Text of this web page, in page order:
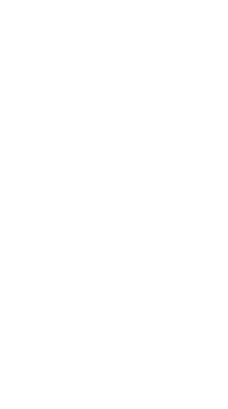
Așadar, despre o
retragerea trupelor de
în cazul în care
nevoie de o
până la sfârșitul
atunci, cred că în
În plus, Ucraina și-a
și este cu ochii pe
această discuție după
- Ce efecte a lăsat
reconstrucția